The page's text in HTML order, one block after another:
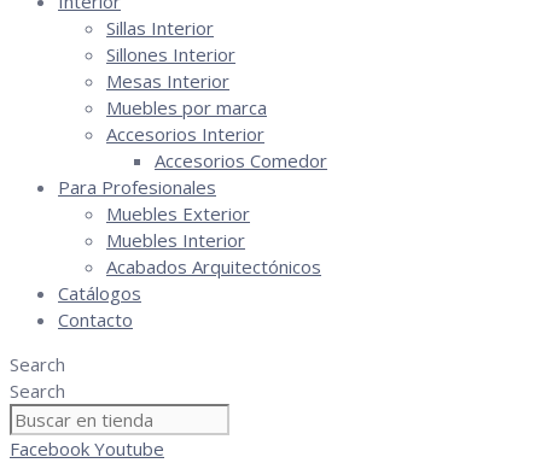
Sillas Interior
Sillones Interior
Mesas Interior
Muebles por marca
Accesorios Interior
Accesorios Comedor
Para Profesionales
Muebles Exterior
Muebles Interior
Acabados Arquitectónicos
Catálogos
Contacto
Search
Search
Facebook Youtube